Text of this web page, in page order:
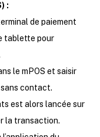
:
de paiement
tablette pour
le mPOS et saisir
contact.
est alors lancée sur
la transaction.